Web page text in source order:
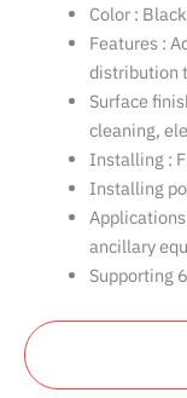
Color :
Features :
distribution
Surface
cleaning,
Installing :
Installing
ancillary
Supporting